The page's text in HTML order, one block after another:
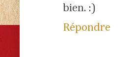
bien. :)
Répondre